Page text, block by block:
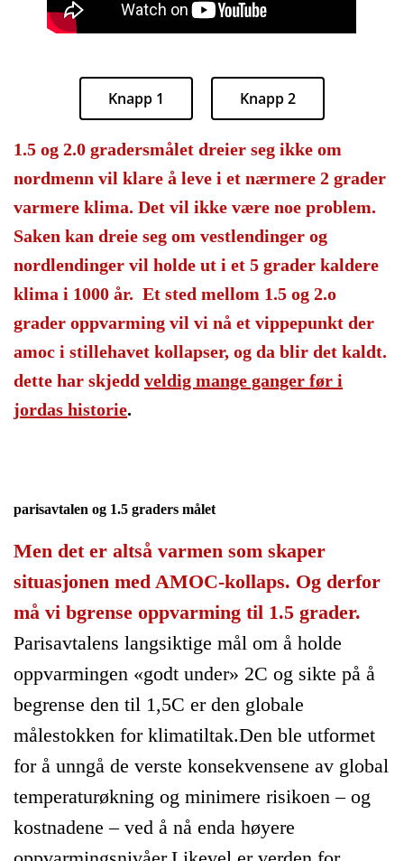
Knapp 1 Knapp 2
1.5 og 2.0 gradersmålet dreier seg ikke om
nordmenn vil klare å leve i et nærmere 2 grader
varmere klima. Det vil ikke være noe problem.
Saken kan dreie seg om vestlendinger og
nordlendinger vil holde ut i et 5 grader kaldere
klima i 1000 år. Et sted mellom 1.5 og 2.o
grader oppvarming vil vi nå et vippepunkt der
amoc i stillehavet kollapser, og da blir det kaldt.
dette har skjedd veldig mange ganger før i
jordas historie.
parisavtalen og 1.5 graders målet
Men det er altså varmen som skaper
situasjonen med AMOC-kollaps. Og derfor
må vi bgrense oppvarming til 1.5 grader.
Parisavtalens langsiktige mål om å holde
oppvarmingen «godt under» 2C og sikte på å
begrense den til 1,5C er den globale
målestokken for klimatiltak.Den ble utformet
for å unngå de verste konsekvensene av global
temperaturøkning og minimere risikoen – og
kostnadene – ved å nå enda høyere